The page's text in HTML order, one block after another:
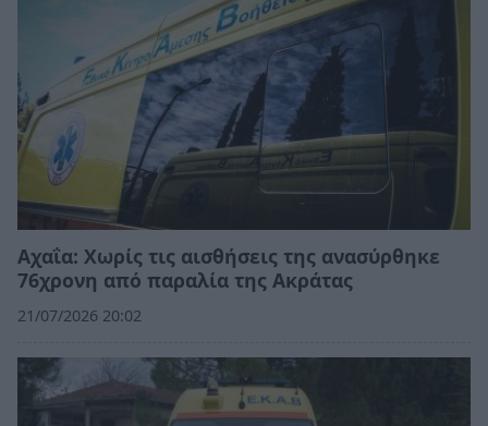
Αχαΐα: Χωρίς τις αισθήσεις της ανασύρθηκε
76χρονη από παραλία της Ακράτας
21/07/2026 20:02